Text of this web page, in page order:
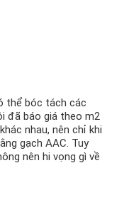
thể bóc tách các
đã báo giá theo m2
nhau, nên chỉ khi
gạch AAC. Tuy
nên hi vọng gì về